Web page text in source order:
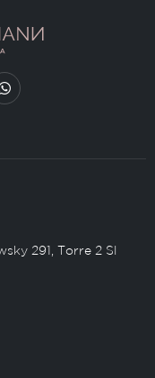
291, Torre 2 Sl